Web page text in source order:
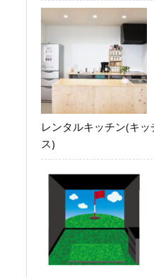
レンタルキッチン(キ
ス)